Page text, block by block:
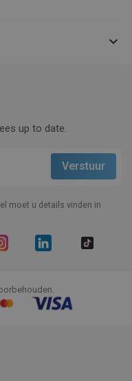

up to date.
moet u details vinden in